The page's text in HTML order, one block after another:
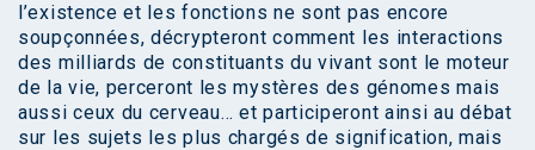
l’existence et les fonctions ne sont pas encore
soupçonnées, décrypteront comment les interactions
des milliards de constituants du vivant sont le moteur
de la vie, perceront les mystères des génomes mais
aussi ceux du cerveau… et participeront ainsi au débat
sur les sujets les plus chargés de signification, mais